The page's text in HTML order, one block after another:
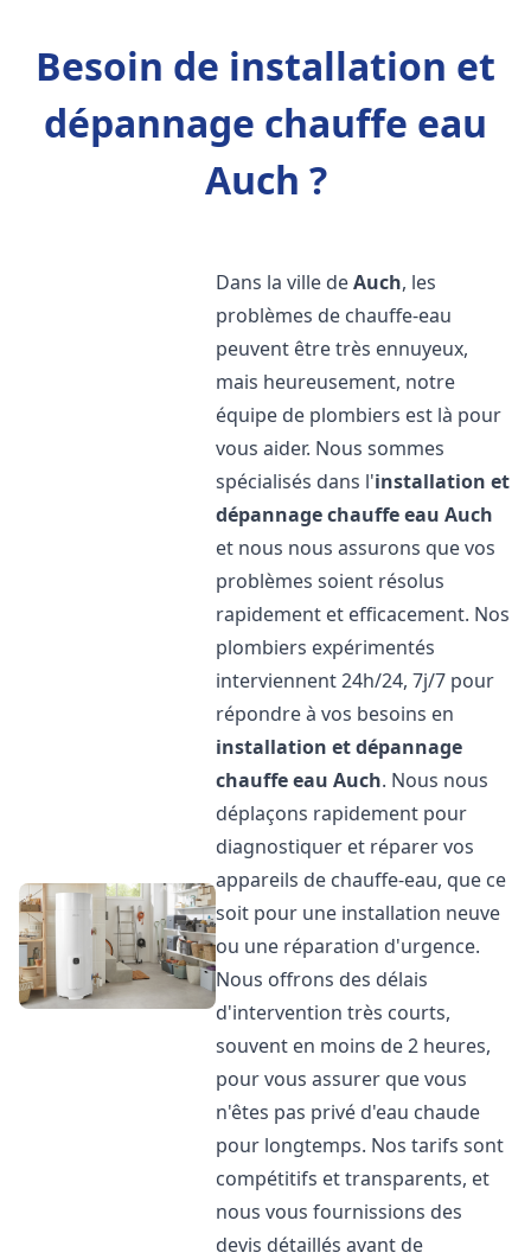
Besoin de installation et
dépannage chauffe eau
Auch ?
Dans la ville deAuch, les
problèmes de chauffe-eau
peuvent être très ennuyeux,
mais heureusement, notre
équipe de plombiers est là pour
vous aider. Nous sommes
spécialisés dans l'installation et
dépannage chauffe eau Auch
et nous nous assurons que vos
problèmes soient résolus
rapidement et efficacement. Nos
plombiers expérimentés
interviennent 24h/24, 7j/7 pour
répondre à vos besoins en
installation et dépannage
chauffe eau Auch. Nous nous
déplaçons rapidement pour
diagnostiquer et réparer vos
appareils de chauffe-eau, que ce
soit pour une installation neuve
ou une réparation d'urgence.
Nous offrons des délais
d'intervention très courts,
souvent en moins de 2 heures,
pour vous assurer que vous
n'êtes pas privé d'eau chaude
pour longtemps. Nos tarifs sont
compétitifs et transparents, et
nous vous fournissions des
devis détaillés avant de